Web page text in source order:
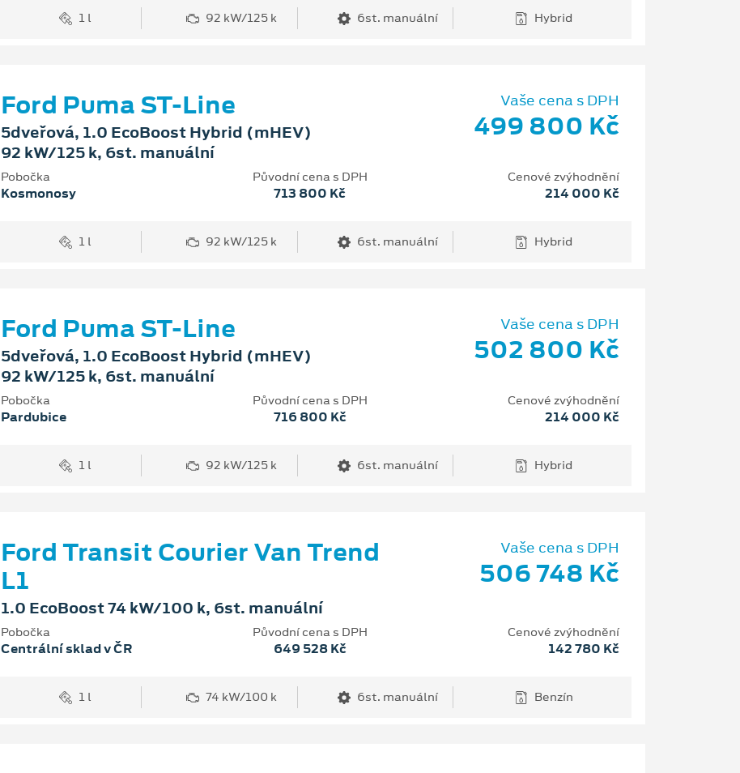
1 l 92 kW/125 k 6st. manuální Hybrid
Ford Puma ST-Line
5dveřová, 1.0 EcoBoost Hybrid (mHEV)
92 kW/125 k, 6st. manuální
Vaše cena s DPH
499 800 Kč
Pobočka
Kosmonosy
Původní cena s DPH
713 800 Kč
Cenové zvýhodnění
214 000 Kč
1 l 92 kW/125 k 6st. manuální Hybrid
Ford Puma ST-Line
5dveřová, 1.0 EcoBoost Hybrid (mHEV)
92 kW/125 k, 6st. manuální
Vaše cena s DPH
502 800 Kč
Pobočka
Pardubice
Původní cena s DPH
716 800 Kč
Cenové zvýhodnění
214 000 Kč
1 l 92 kW/125 k 6st. manuální Hybrid
Ford Transit Courier Van Trend
L1
1.0 EcoBoost 74 kW/100 k, 6st. manuální
Vaše cena s DPH
506 748 Kč
Pobočka
Centrální sklad v ČR
Původní cena s DPH
649 528 Kč
Cenové zvýhodnění
142 780 Kč
1 l 74 kW/100 k 6st. manuální Benzín